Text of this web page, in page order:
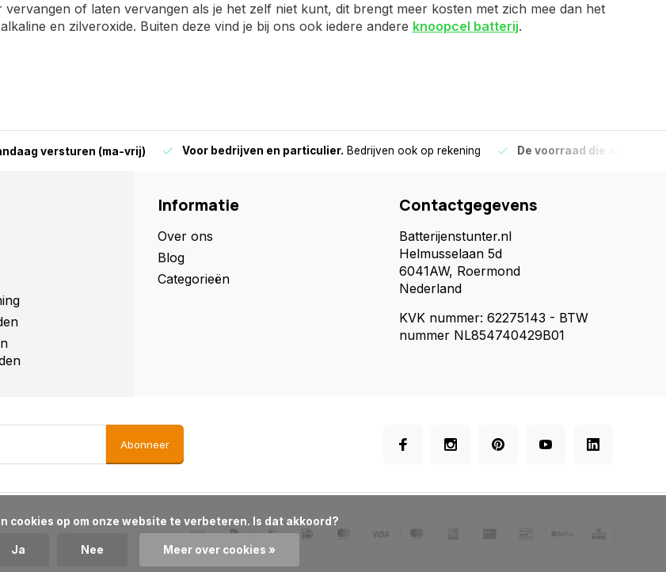
vervangen of laten vervangen als je het zelf niet kunt, dit brengt meer kosten met zich mee dan het
en zilveroxide. Buiten deze vind je bij ons ook iedere andere knoopcel batterij.
versturen (ma-vrij) Voor bedrijven en particulier. Bedrijven ook op rekening De voorraad die
Informatie
Over ons
Blog
Categorieën
Contactgegevens
Batterijenstunter.nl
Helmusselaan 5d
6041AW, Roermond
Nederland
KVK nummer: 62275143 - BTW
nummer NL854740429B01
Abonneer
Ja Nee Meer over cookies »